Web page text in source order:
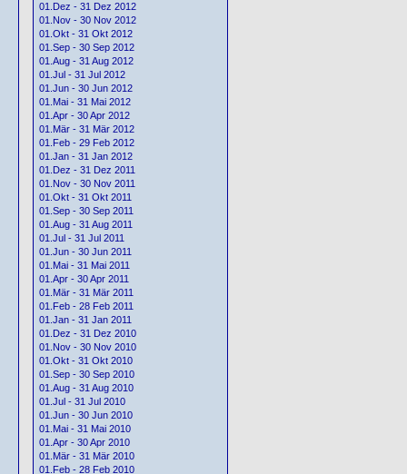
01.Dez - 31 Dez 2012
01.Nov - 30 Nov 2012
01.Okt - 31 Okt 2012
01.Sep - 30 Sep 2012
01.Aug - 31 Aug 2012
01.Jul - 31 Jul 2012
01.Jun - 30 Jun 2012
01.Mai - 31 Mai 2012
01.Apr - 30 Apr 2012
01.Mär - 31 Mär 2012
01.Feb - 29 Feb 2012
01.Jan - 31 Jan 2012
01.Dez - 31 Dez 2011
01.Nov - 30 Nov 2011
01.Okt - 31 Okt 2011
01.Sep - 30 Sep 2011
01.Aug - 31 Aug 2011
01.Jul - 31 Jul 2011
01.Jun - 30 Jun 2011
01.Mai - 31 Mai 2011
01.Apr - 30 Apr 2011
01.Mär - 31 Mär 2011
01.Feb - 28 Feb 2011
01.Jan - 31 Jan 2011
01.Dez - 31 Dez 2010
01.Nov - 30 Nov 2010
01.Okt - 31 Okt 2010
01.Sep - 30 Sep 2010
01.Aug - 31 Aug 2010
01.Jul - 31 Jul 2010
01.Jun - 30 Jun 2010
01.Mai - 31 Mai 2010
01.Apr - 30 Apr 2010
01.Mär - 31 Mär 2010
01.Feb - 28 Feb 2010